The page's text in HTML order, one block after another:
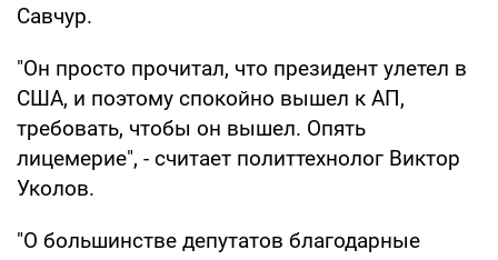
Савчур.
"Он просто прочитал, что президент улетел в
США, и поэтому спокойно вышел к АП,
требовать, чтобы он вышел. Опять
лицемерие", - считает политтехнолог Виктор
Уколов.
"О большинстве депутатов благодарные